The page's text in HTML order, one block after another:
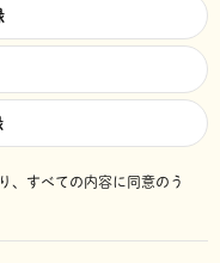
、 すべての内容に同意のう